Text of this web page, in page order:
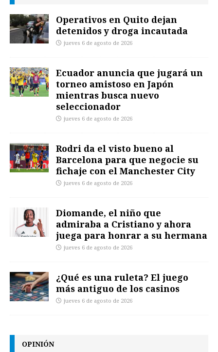
Operativos en Quito dejan
detenidos y droga incautada
jueves 6 de agosto de 2026
Ecuador anuncia que jugará un
torneo amistoso en Japón
mientras busca nuevo
seleccionador
jueves 6 de agosto de 2026
Rodri da el visto bueno al
Barcelona para que negocie su
fichaje con el Manchester City
jueves 6 de agosto de 2026
Diomande, el niño que
admiraba a Cristiano y ahora
juega para honrar a su hermana
jueves 6 de agosto de 2026
¿Qué es una ruleta? El juego
más antiguo de los casinos
jueves 6 de agosto de 2026
OPINIÓN